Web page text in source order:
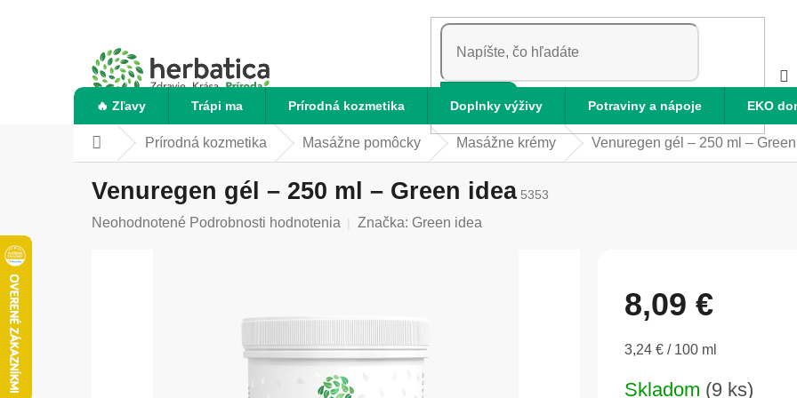
HĽADAŤ
🔥 Zľavy Trápi ma Prírodná kozmetika Doplnky výživy Potraviny a nápoje EKO
DomovPrírodná kozmetika Masážne pomôcky Masážne krémy Venuregen gél – 250 ml –
Venuregen gél – 250 ml – Green idea 5353
Priemerné
Neohodnotené Podrobnosti hodnotenia Značka: Green idea
8,09 €
Jednotková
3,24 € / 100 ml
Skladom (9 ks)